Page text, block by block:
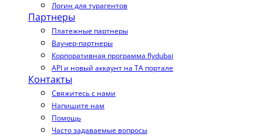
Логин для турагентов
Партнеры
Платежные партнеры
Ваучер-партнеры
Корпоративная программа flydubai
API и новый аккаунт на TA портале
Контакты
Свяжитесь с нами
Напишите нам
Помощь
Часто задаваемые вопросы